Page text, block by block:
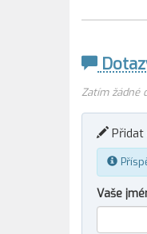
Zatím žádné
Vaše